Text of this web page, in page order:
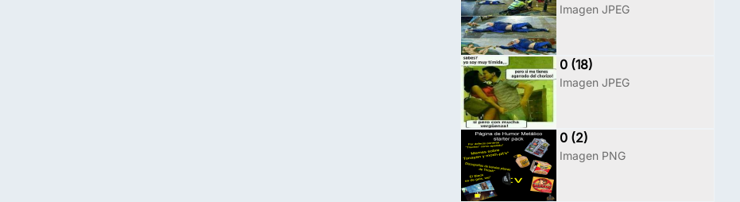
Imagen JPEG
0 (18)
Imagen JPEG
0 (2)
Imagen PNG